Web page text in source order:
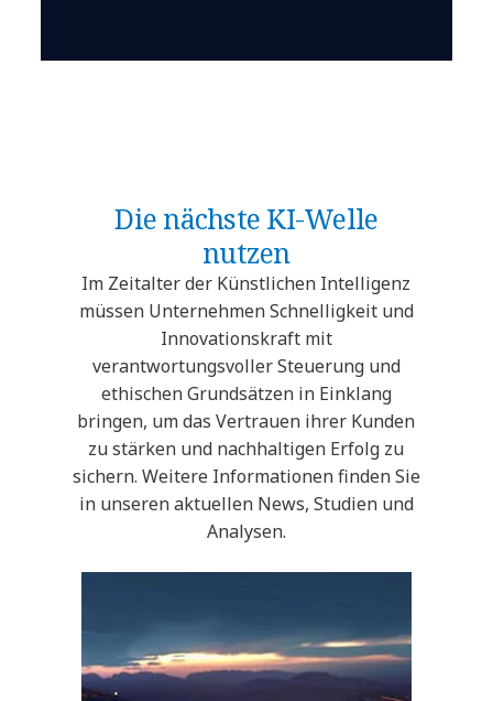
Die nächste KI-Welle
nutzen
Im Zeitalter der Künstlichen Intelligenz
müssen Unternehmen Schnelligkeit und
Innovationskraft mit
verantwortungsvoller Steuerung und
ethischen Grundsätzen in Einklang
bringen, um das Vertrauen ihrer Kunden
zu stärken und nachhaltigen Erfolg zu
sichern. Weitere Informationen finden Sie
in unseren aktuellen News, Studien und
Analysen.